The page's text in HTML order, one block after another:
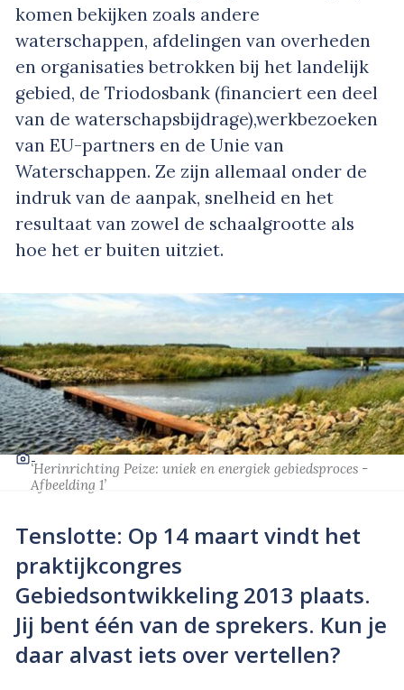
komen bekijken zoals andere
waterschappen, afdelingen van overheden
en organisaties betrokken bij het landelijk
gebied, de Triodosbank (financiert een deel
van de waterschapsbijdrage),werkbezoeken
van EU-partners en de Unie van
Waterschappen. Ze zijn allemaal onder de
indruk van de aanpak, snelheid en het
resultaat van zowel de schaalgrootte als
hoe het er buiten uitziet.
-
‘Herinrichting Peize: uniek en energiek gebiedsproces -
Afbeelding 1’
Tenslotte: Op 14 maart vindt het
praktijkcongres
Gebiedsontwikkeling 2013 plaats.
Jij bent één van de sprekers. Kun je
daar alvast iets over vertellen?